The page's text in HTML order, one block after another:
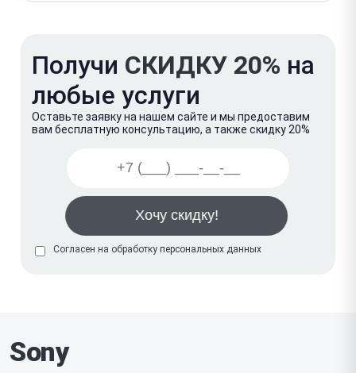
Получи СКИДКУ 20% на
любые услуги
Оставьте заявку на нашем сайте и мы предоставим
вам бесплатную консультацию, а также скидку 20%
Согласен на обработку персональных данных
Sony